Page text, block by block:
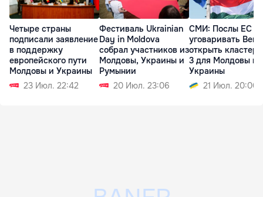
Четыре страны
подписали заявление
в поддержку
европейского пути
Молдовы и Украины
23 Июл. 22:42
Фестиваль Ukrainian
Day in Moldova
собрал участников из
Молдовы, Украины и
Румынии
20 Июл. 23:06
СМИ: Послы ЕС
уговаривать
открыть
3 для Молдовы и
Украины
21 Июл. 20:00